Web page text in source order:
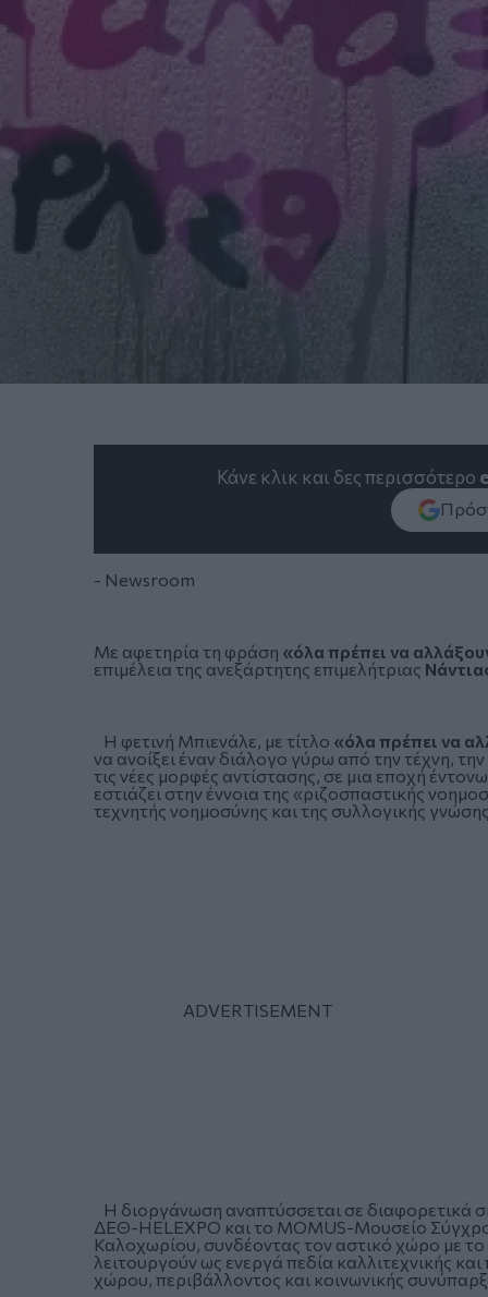
Κάνε κλικ και δες περισσότερο
- Newsroom
Με αφετηρία τη φράση «όλα πρέπει να
επιμέλεια της ανεξάρτητης επιμελήτριας
Η φετινή Μπιενάλε, με τίτλο «όλα πρέπει να
να ανοίξει έναν διάλογο γύρω από την τέχνη,
τις νέες μορφές αντίστασης, σε μια εποχή
εστιάζει στην έννοια της «ριζοσπαστικής
τεχνητής νοημοσύνης και της συλλογικής
Η διοργάνωση αναπτύσσεται σε διαφορετικά
ΔΕΘ-HELEXPO και το MOMUS-Μουσείο
Καλοχωρίου, συνδέοντας τον αστικό χώρο με το
λειτουργούν ως ενεργά πεδία καλλιτεχνικής
χώρου, περιβάλλοντος και κοινωνικής